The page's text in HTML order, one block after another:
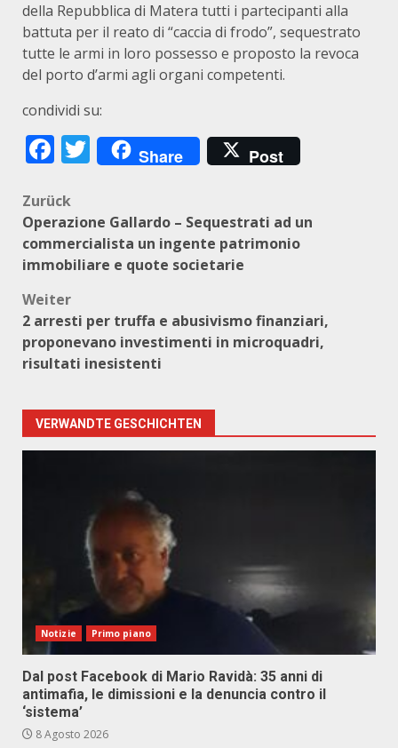
della Repubblica di Matera tutti i partecipanti alla
battuta per il reato di “caccia di frodo”, sequestrato
tutte le armi in loro possesso e proposto la revoca
del porto d’armi agli organi competenti.
condividi su:
Facebook
Twitter
Share Post
Beitragsnavigation
Zurück
Operazione Gallardo – Sequestrati ad un
commercialista un ingente patrimonio
immobiliare e quote societarie
Weiter
2 arresti per truffa e abusivismo finanziari,
proponevano investimenti in microquadri,
risultati inesistenti
VERWANDTE GESCHICHTEN
Notizie Primo piano
Dal post Facebook di Mario Ravidà: 35 anni di
antimafia, le dimissioni e la denuncia contro il
‘sistema’
8 Agosto 2026